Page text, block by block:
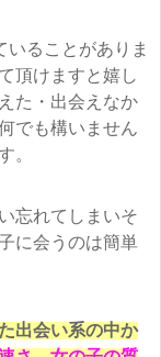
いることがありま
頂けますと嬉し
た・出会えなか
でも構いません
。
忘れてしまいそ
に会うのは簡単
出会い系の中か